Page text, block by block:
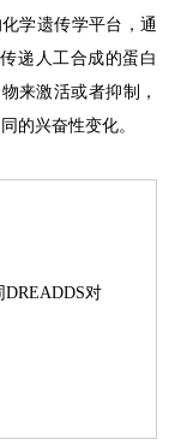
学遗传学平台，通
递人工合成的蛋白
来激活或者抑制，
的兴奋性变化。